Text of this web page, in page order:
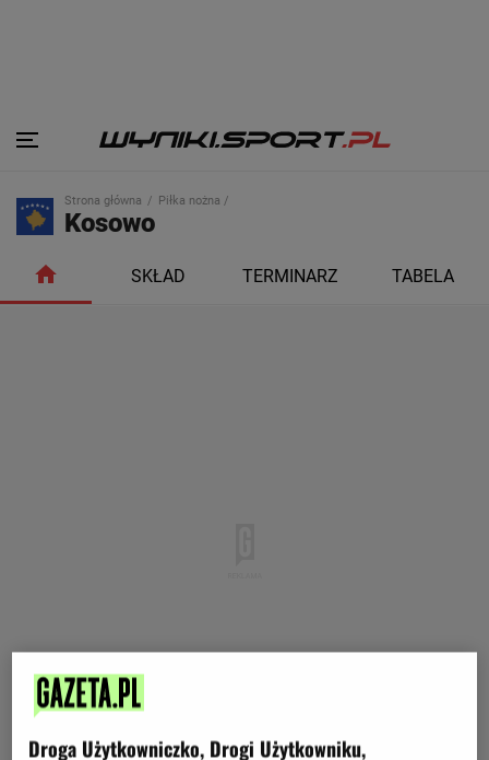
Strona główna Piłka nożna /
Kosowo
SKŁAD TERMINARZ TABELA
Droga Użytkowniczko, Drogi Użytkowniku,